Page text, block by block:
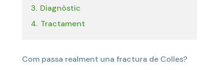
3. Diagnòstic
4. Tractament
Com passa realment una fractura de Colles?